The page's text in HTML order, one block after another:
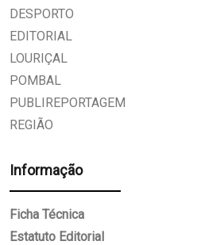
DESPORTO
EDITORIAL
LOURIÇAL
POMBAL
PUBLIREPORTAGEM
REGIÃO
Informação
Ficha Técnica
Estatuto Editorial